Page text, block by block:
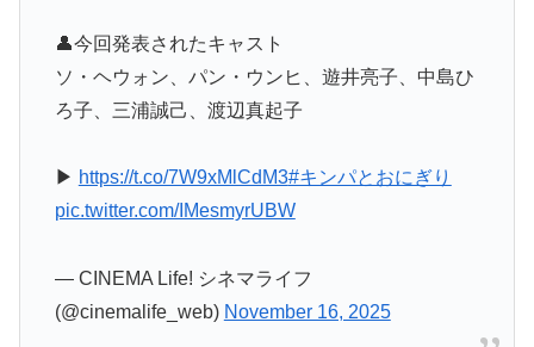
👤今回発表されたキャスト
ソ・ヘウォン、パン・ウンヒ、遊井亮子、中島ひ
ろ子、三浦誠己、渡辺真起子
▶ https://t.co/7W9xMlCdM3#キンパとおにぎり
pic.twitter.com/IMesmyrUBW
— CINEMA Life! シネマライフ
(@cinemalife_web) November 16, 2025